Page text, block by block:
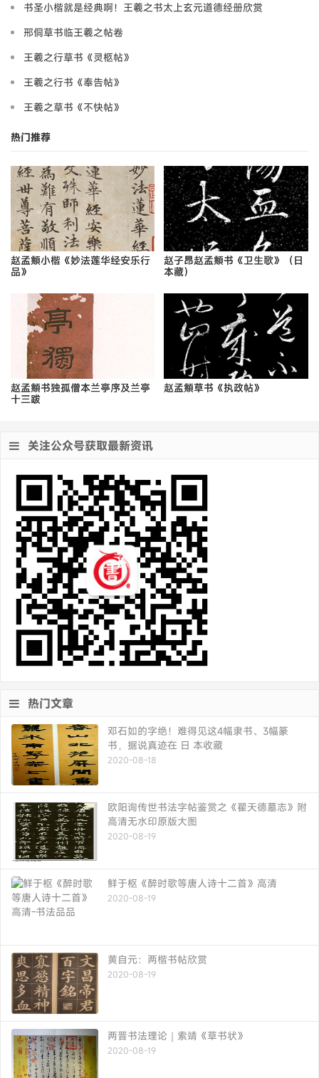
书圣小楷就是经典啊！王羲之书太上玄元道德经册欣赏
邢侗草书临王羲之帖卷
王羲之行草书《灵柩帖》
王羲之行书《奉告帖》
王羲之草书《不快帖》
热门推荐
赵孟頫小楷《妙法莲华经安乐行
品》
赵子昂赵孟頫书《卫生歌》（日
本藏）
赵孟頫书独孤僧本兰亭序及兰亭
十三跋
赵孟頫草书《执政帖》
关注公众号获取最新资讯
热门文章
邓石如的字绝！难得见这4幅隶书、3幅篆
书，据说真迹在 日 本收藏
2020-08-18
欧阳询传世书法字帖鉴赏之《翟天德墓志》附
高清无水印原版大图
2020-08-19
鲜于枢《醉时歌等唐人诗十二首》高清
2020-08-19
黄自元：两楷书帖欣赏
2020-08-19
两晋书法理论｜索靖《草书状》
2020-08-19